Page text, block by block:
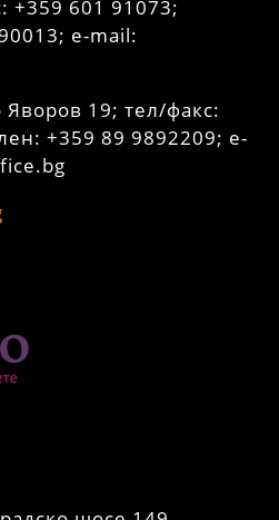
+359 601 91073;
e-mail:
19; тел/факс:
+359 89 9892209; e-